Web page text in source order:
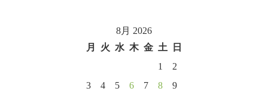
8月 2026
月
火 水 木 金 土
日
1
2
3
4 5 6 7 8
9